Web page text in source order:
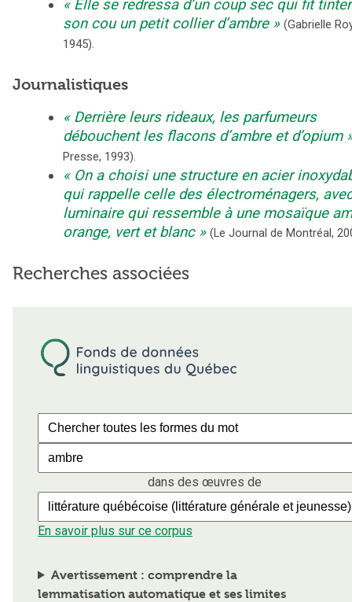
Elle se redressa d’un coup sec qui fit
son cou un petit collier d’ambre
(Gabrielle
1945).
Journalistiques
Derrière leurs rideaux, les parfumeurs
débouchent les flacons d’ambre et d’opium
Presse, 1993).
On a choisi une structure en acier
qui rappelle celle des électroménagers,
luminaire qui ressemble à une mosaïque
orange, vert et blanc
(Le Journal de Montréal,
Recherches associées
dans des œuvres de
En savoir plus sur ce corpus
Avertissement : comprendre la
lemmatisation automatique et ses limites